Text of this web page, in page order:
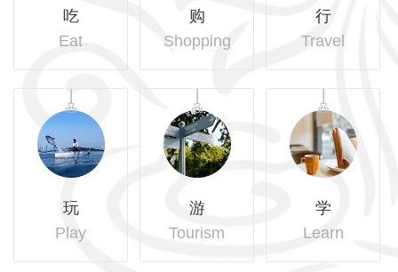
吃
Eat
购
Shopping
行
Travel
玩
Play
游
Tourism
学
Learn